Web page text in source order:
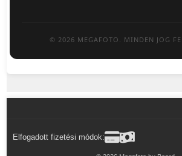
© 2026 MEGAFOTO. MINDEN JOG
Elfogadott fizetési módok: